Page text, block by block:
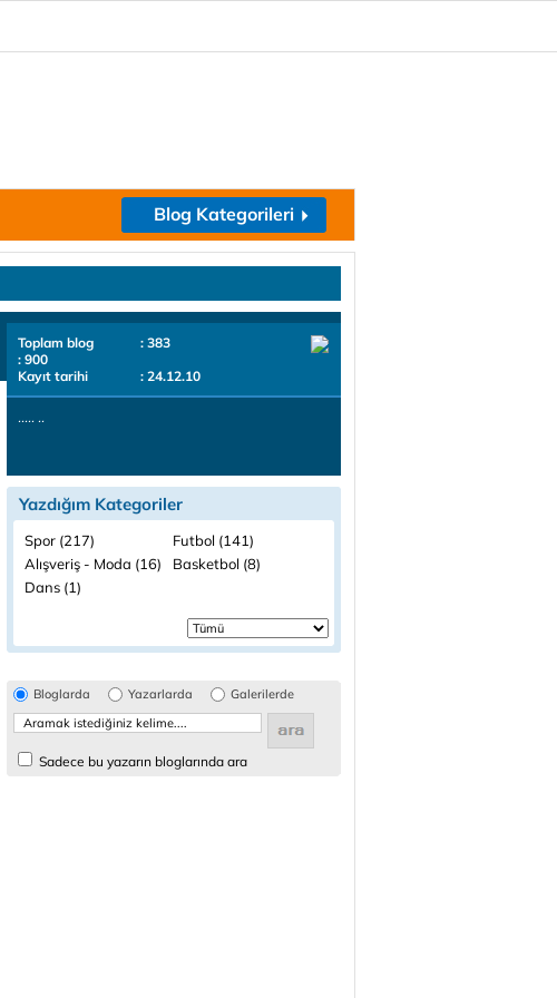
Blog Kategorileri
Toplam blog
: 383
: 900
Kayıt tarihi
: 24.12.10
..... ..
Yazdığım Kategoriler
Spor (217)
Futbol (141)
Alışveriş - Moda (16)
Basketbol (8)
Dans (1)
Bloglarda Yazarlarda Galerilerde
Sadece bu yazarın bloglarında ara